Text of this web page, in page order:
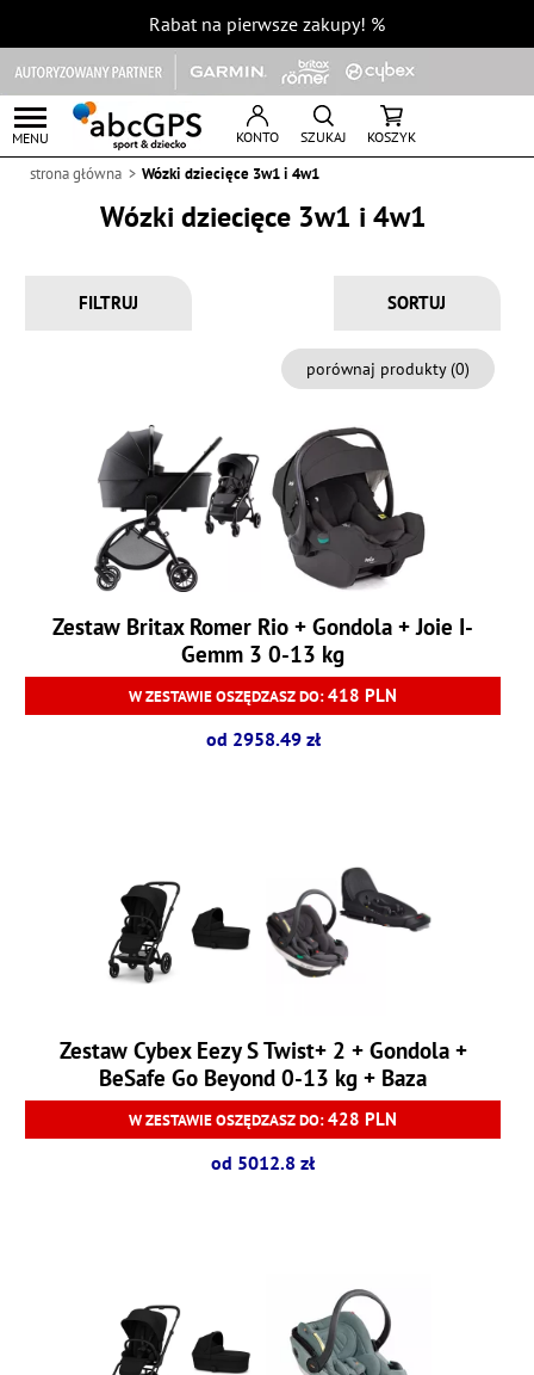
Rabat na pierwsze zakupy! %
MENU KONTO SZUKAJ KOSZYK
strona główna Wózki dziecięce 3w1 i 4w1
Wózki dziecięce 3w1 i 4w1
FILTRUJ
porównaj produkty (0)
Zestaw Britax Romer Rio + Gondola + Joie I-
Gemm 3 0-13 kg
W ZESTAWIE OSZĘDZASZ DO:418 PLN
od 2958.49 zł
Zestaw Cybex Eezy S Twist+ 2 + Gondola +
BeSafe Go Beyond 0-13 kg + Baza
W ZESTAWIE OSZĘDZASZ DO:428 PLN
od 5012.8 zł